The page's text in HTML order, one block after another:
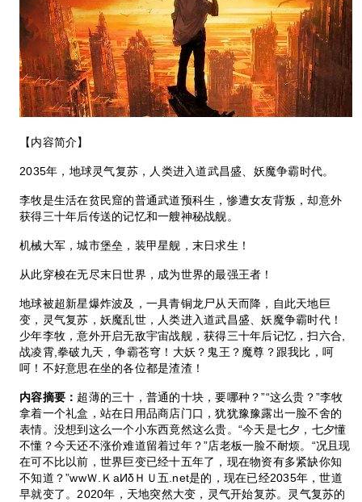
【内容简介】
2035年，地球灵气复苏，人类进入道武昌盛、妖魔争霸时代。
李牧是生活在贫民窟的普通武道预科生，惨遭女友背叛，却意外
获得三十年后传送的记忆和一艘神秘战舰。
机械大军，城市堡垒，装甲星舰，末日求生！
从此穿梭在无尽末日世界，成为世界的最强王者！
地球被超新星爆炸波及，一具青铜龙尸从天而降，自此天地巨
变，灵气复苏，妖魔乱世，人类进入道武昌盛、妖魔争霸时代！
少年李牧，意外开启无敌宇宙战舰，获得三十年后记忆，扫六合,
战凌霄,拳破九天，争霸苍穹！大妖？鬼王？魔尊？跟我比，呵
呵！不好意思在坐的各位都是渣渣！
内容摘要： 超薄的三十，普通的十块，要哪种？”“这么贵？”李牧
拿着一个礼盒，站在日用品商店门口，犹犹豫豫露出一脸不舍的
表情。没想到这么一个小东西竟然这么贵。“今天是七夕，七夕懂
不懂？今天还不涨价难道留着过年？”店老板一脸不耐烦。“况且现
在可不比以前，世界巨变已经十五年了，现在物资有多紧缺你知
不知道？”wwＷ.ＫaИδＨＵ五.net是的，现在已经2035年，世道
早就变了。2020年，天地突然大变，灵气开始复苏。灵气复苏的